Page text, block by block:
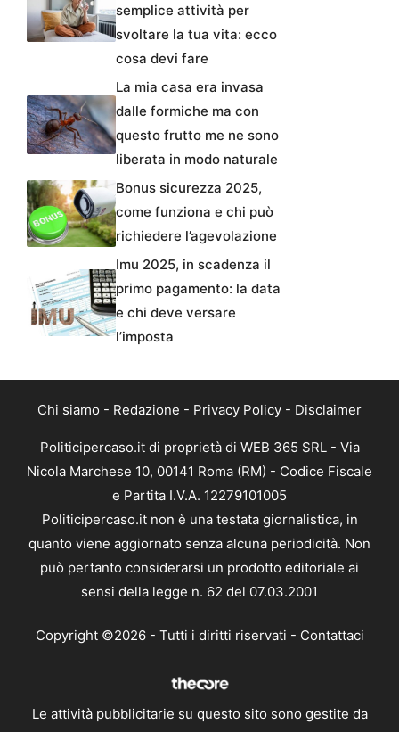
semplice attività per
svoltare la tua vita: ecco
cosa devi fare
La mia casa era invasa
dalle formiche ma con
questo frutto me ne sono
liberata in modo naturale
Bonus sicurezza 2025,
come funziona e chi può
richiedere l’agevolazione
Imu 2025, in scadenza il
primo pagamento: la data
e chi deve versare
l’imposta
Chi siamo - Redazione - Privacy Policy - Disclaimer
Politicipercaso.it di proprietà di WEB 365 SRL - Via
Nicola Marchese 10, 00141 Roma (RM) - Codice Fiscale
e Partita I.V.A. 12279101005
Politicipercaso.it non è una testata giornalistica, in
quanto viene aggiornato senza alcuna periodicità. Non
può pertanto considerarsi un prodotto editoriale ai
sensi della legge n. 62 del 07.03.2001
Copyright ©2026 - Tutti i diritti riservati - Contattaci
Le attività pubblicitarie su questo sito sono gestite da